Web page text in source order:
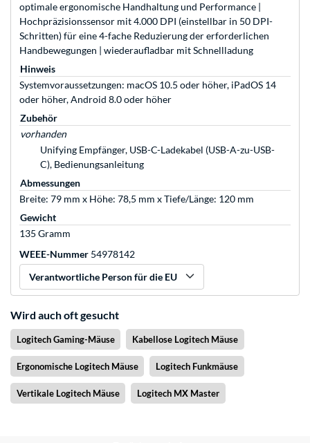
optimale ergonomische Handhaltung und Performance |
Hochpräzisionssensor mit 4.000 DPI (einstellbar in 50 DPI-
Schritten) für eine 4-fache Reduzierung der erforderlichen
Handbewegungen | wiederaufladbar mit Schnellladung
Hinweis
Systemvoraussetzungen: macOS 10.5 oder höher, iPadOS 14
oder höher, Android 8.0 oder höher
Zubehör
vorhanden
Unifying Empfänger, USB-C-Ladekabel (USB-A-zu-USB-
C), Bedienungsanleitung
Abmessungen
Breite: 79 mm x Höhe: 78,5 mm x Tiefe/Länge: 120 mm
Gewicht
135 Gramm
WEEE-Nummer 54978142
Verantwortliche Person für die EU
Wird auch oft gesucht
Logitech Gaming-Mäuse Kabellose Logitech Mäuse
Ergonomische Logitech Mäuse Logitech Funkmäuse
Vertikale Logitech Mäuse Logitech MX Master